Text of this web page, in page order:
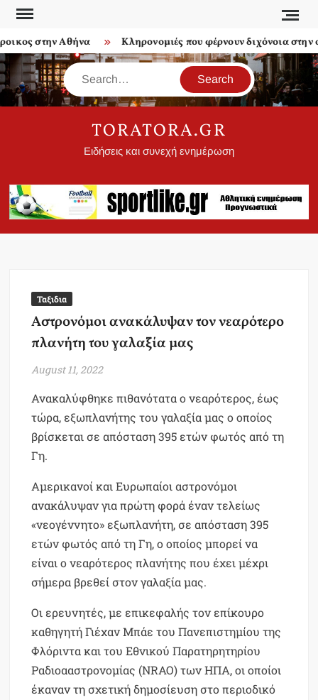
Skip
contentστην Αθήνα Κληρονομιές που φέρνουν διχόνοια στην
Search
TORATORA.GR
Ειδήσεις και συνεχή ενημέρωση
Ταξιδια
Αστρονόμοι ανακάλυψαν τον νεαρότερο
πλανήτη του γαλαξία μας
August 11, 2022
Ανακαλύφθηκε πιθανότατα ο νεαρότερος, έως
τώρα, εξωπλανήτης του γαλαξία μας ο οποίος
βρίσκεται σε απόσταση 395 ετών φωτός από τη
Γη.
Αμερικανοί και Ευρωπαίοι αστρονόμοι
ανακάλυψαν για πρώτη φορά έναν τελείως
«νεογέννητο» εξωπλανήτη, σε απόσταση 395
ετών φωτός από τη Γη, ο οποίος μπορεί να
είναι ο νεαρότερος πλανήτης που έχει μέχρι
σήμερα βρεθεί στον γαλαξία μας.
Οι ερευνητές, με επικεφαλής τον επίκουρο
καθηγητή Γιέχαν Μπάε του Πανεπιστημίου της
Φλόριντα και του Εθνικού Παρατηρητηρίου
Ραδιοααστρονομίας (NRAO) των ΗΠΑ, οι οποίοι
έκαναν τη σχετική δημοσίευση στο περιοδικό